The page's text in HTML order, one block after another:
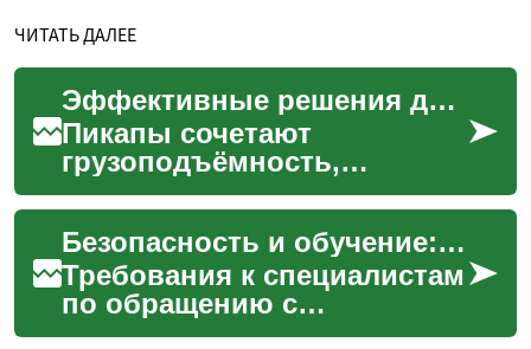
ЧИТАТЬ ДАЛЕЕ
Эффективные решения для перевозки крупногабаритного груза
Пикапы сочетают
грузоподъёмность,
проходимость и
универсальность, что
делает их практичным
выбором для перевозки
круп...
Безопасность и обучение: стандарты для специалистов по обращению с материалами
Требования к специалистам
по обращению с
материалами включают